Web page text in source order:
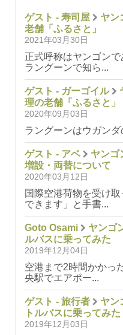
ゲスト - 寿司屋
ヤン
老舗「ふるさと」
2021年03月30日
正式呼称はヤンゴン
ラングーンで知ら...
ゲスト - ガーゴイル
理の老舗「ふるさと」
2020年09月03日
ラングーンはウガンダ
ゲスト - アベ
ヤンゴ
増設・両替について
2020年03月12日
国際空港荷物を受け
できます」と手書...
Goto Osami
ヤンゴ
ルバスに乗ってみた
2019年12月04日
空港まで2時間かかっ
央駅でエアポー...
ゲスト - 旅行者
ヤン
トルバスに乗ってみた
2019年12月03日